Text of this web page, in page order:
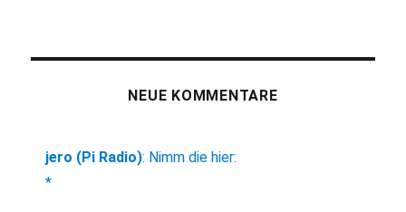
NEUE KOMMENTARE
jero (Pi Radio): Nimm die hier:
*